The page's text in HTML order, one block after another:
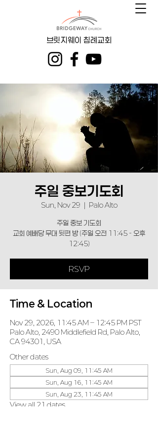
브릿지웨이 침례교회
주일 중보기도회
Sun, Nov 29
  |
Palo Alto
주일 중보 기도회
교회 예배당 무대 뒷편 방 (주일 오전 11:45 - 오후
12:45)
RSVP
Time & Location
Nov 29, 2026, 11:45 AM – 12:45 PM PST
Palo Alto, 2490 Middlefield Rd, Palo Alto,
CA 94301, USA
Other dates
Sun, Aug 09, 11:45 AM
Sun, Aug 16, 11:45 AM
Sun, Aug 23, 11:45 AM
View all 21 dates